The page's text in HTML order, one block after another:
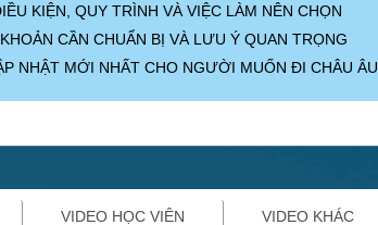
KIỆN, QUY TRÌNH VÀ VIỆC LÀM NÊN CHỌN
CẦN CHUẨN BỊ VÀ LƯU Ý QUAN TRỌNG
NHẬT MỚI NHẤT CHO NGƯỜI MUỐN ĐI CHÂU ÂU
VIDEO HỌC VIÊN VIDEO KHÁC